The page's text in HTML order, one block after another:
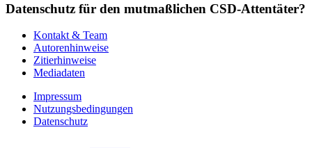
Datenschutz für den mutmaßlichen CSD-Attentäter?
Kontakt & Team
Autorenhinweise
Zitierhinweise
Mediadaten
Impressum
Nutzungsbedingungen
Datenschutz